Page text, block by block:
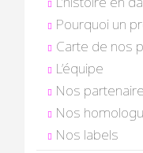
Pourquoi un
Carte de nos
L’équipe
Nos
Nos
Nos labels